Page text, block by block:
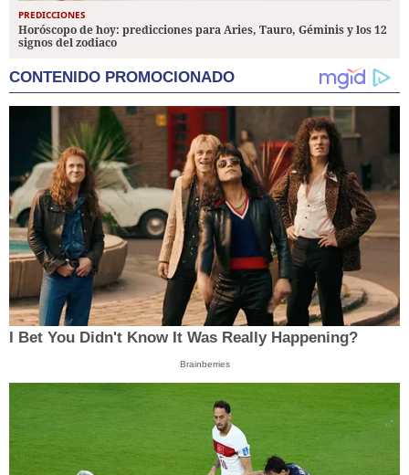
PREDICCIONES
Horóscopo de hoy: predicciones para Aries, Tauro, Géminis y los 12
signos del zodiaco
CONTENIDO PROMOCIONADO
I Bet You Didn't Know It Was Really Happening?
Brainberries